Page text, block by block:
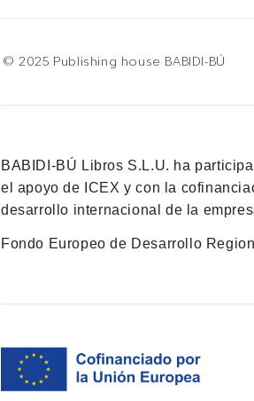
© 2025 Publishing house BABIDI-BÚ
BABIDI-BÚ Libros S.L.U. ha
el apoyo de ICEX y con la
desarrollo internacional de la
Fondo Europeo de Desarrollo